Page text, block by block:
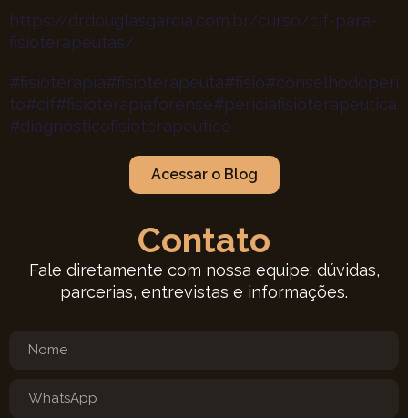
https://drdouglasgarcia.com.br/curso/cif-para-
fisioterapeutas/
#fisioterapia#fisioterapeuta#fisio#conselhodoperi
to#cif#fisioterapiaforense#periciafisioterapeutica
#diagnósticofisioterapeutico
Acessar o Blog
Contato
Fale diretamente com nossa equipe: dúvidas,
parcerias, entrevistas e informações.